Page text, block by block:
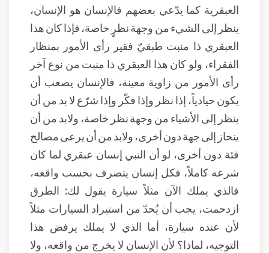
العبقرية كما يدّعي بعضهم فالإنسان هو الإنسان،
ينظر إلى الشيء من وجهة نظرٍ خاصة، فإذا كان هذا
العبقري ذا منبت طبقيّ فقير رأى الأمور بمنظار
الفقراء، ولو كان هذا العبقري ذا منبت من نوع آخر
رأى الأمور من زاوية معينة، فالإنسان يصعب أن
يكون حيادياً، إذا نظر وإذا فكّر وإذا شرّع لا بد من أن
ينظر إلى الأشياء من وجهة نظر خاصة، ولابد من أن
ينحاز إلى جهة دون أخرى، ولابد من أن يرعى مصالح
فئة دون أخرى، لو أن النبي إنسان عبقري لما كان
شرعه كاملاً، فكل إنسان يتصرف بحسب واقعه،
فالذي يملك الآن مثلاً سيارة يقول لك: الطرق
ازدحمت، يجب أن يُحدّ من استيراد السيارات مثلاً
لأن عنده سيارة، أما الذي لا يملك يرفض هذا
التوجيه، لماذا؟ لأن الإنسان لا يخرج من واقعه، ولا